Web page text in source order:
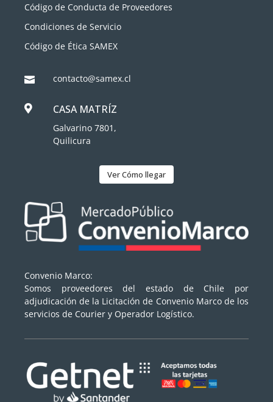
Código de Conducta de Proveedores
Condiciones de Servicio
Código de Ética SAMEX
 contacto@samex.cl
 CASA MATRÍZ
Galvarino 7801,
Quilicura
Ver Cómo llegar
Convenio Marco:
Somos proveedores del estado de Chile por
adjudicación de la Licitación de Convenio Marco de los
servicios de Courier y Operador Logístico.